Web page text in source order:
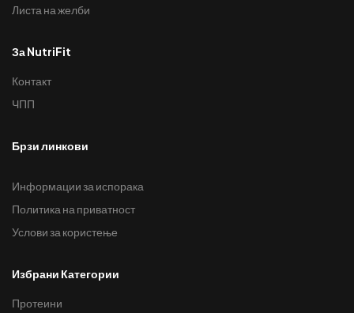
Листа на желби
За NutriFit
Контакт
ЧПП
Брзи линкови
Информации за испорака
Политика на приватност
Услови за користење
Избрани Категории
Протеини